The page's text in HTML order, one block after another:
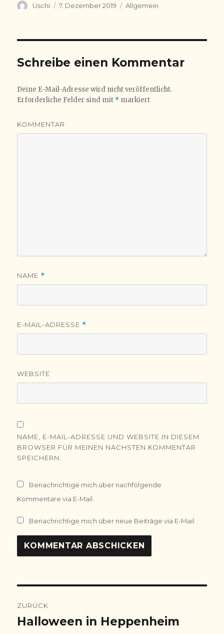
Autor
Uschi
Veröffentlicht
7. Dezember 2019 Kategorien
Allgemein
Schreibe einen Kommentar
Deine E-Mail-Adresse wird nicht veröffentlicht.
Erforderliche Felder sind mit * markiert
KOMMENTAR
NAME *
E-MAIL-ADRESSE *
WEBSITE
NAME, E-MAIL-ADRESSE UND WEBSITE IN DIESEM
BROWSER FÜR MEINEN NÄCHSTEN KOMMENTAR
SPEICHERN.
Benachrichtige mich über nachfolgende
Kommentare via E-Mail.
Benachrichtige mich über neue Beiträge via E-Mail.
ZURÜCK
Vorheriger
Halloween in Heppenheim